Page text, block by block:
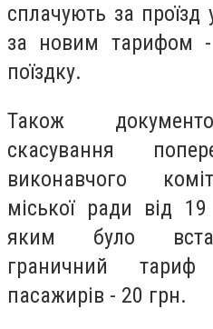
сплачують за проїзд
за новим тарифом
поїздку.
Також
скасування
виконавчого
міської ради від
яким було
граничний
пасажирів - 20 грн.